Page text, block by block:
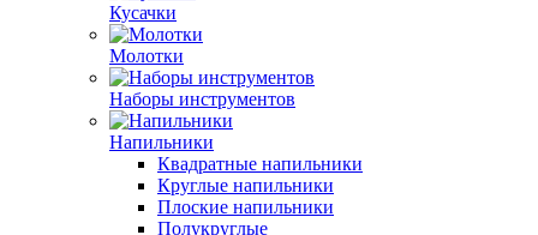
Кусачки
Молотки
Наборы инструментов
Напильники
Квадратные напильники
Круглые напильники
Плоские напильники
Полукруглые